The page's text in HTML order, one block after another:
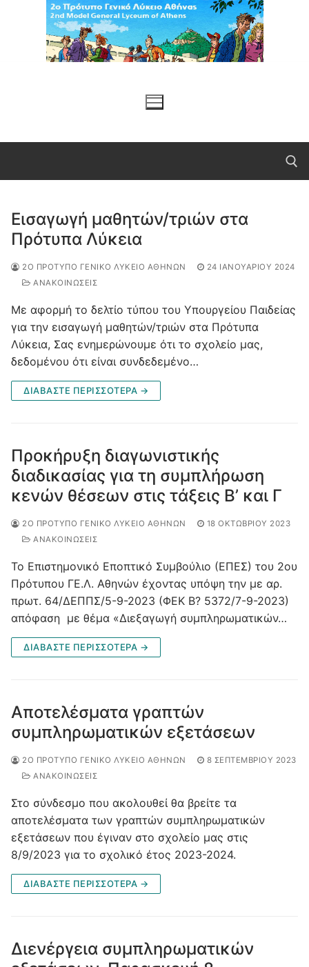
Μετάβαση
περιεχόμενο
Αναζήτηση για:
Εισαγωγή μαθητών/τριών στα
Πρότυπα Λύκεια
2Ο ΠΡΌΤΥΠΟ ΓΕΝΙΚΌ ΛΎΚΕΙΟ ΑΘΗΝΏΝ
24 ΙΑΝΟΥΑΡΊΟΥ 2024
ΑΝΑΚΟΙΝΩΣΕΙΣ
Με αφορμή το δελτίο τύπου του Υπουργείου Παιδείας
για την εισαγωγή μαθητών/τριών στα Πρότυπα
Λύκεια, Σας ενημερώνουμε ότι το σχολείο μας,
δεδομένου ότι είναι συνδεδεμένο…
ΔΙΑΒΆΣΤΕ ΠΕΡΙΣΣΌΤΕΡΑ →
Προκήρυξη διαγωνιστικής
διαδικασίας για τη συμπλήρωση
κενών θέσεων στις τάξεις Β’ και Γ
2Ο ΠΡΌΤΥΠΟ ΓΕΝΙΚΌ ΛΎΚΕΙΟ ΑΘΗΝΏΝ
18 ΟΚΤΩΒΡΊΟΥ 2023
ΑΝΑΚΟΙΝΩΣΕΙΣ
Το Επιστημονικό Εποπτικό Συμβούλιο (ΕΠΕΣ) του 2ου
Πρότυπου ΓΕ.Λ. Αθηνών έχοντας υπόψη την με αρ.
πρωτ. 64/ΔΕΠΠΣ/5-9-2023 (ΦΕΚ Β? 5372/7-9-2023)
απόφαση με θέμα «Διεξαγωγή συμπληρωματικών…
ΔΙΑΒΆΣΤΕ ΠΕΡΙΣΣΌΤΕΡΑ →
Αποτελέσματα γραπτών
συμπληρωματικών εξετάσεων
2Ο ΠΡΌΤΥΠΟ ΓΕΝΙΚΌ ΛΎΚΕΙΟ ΑΘΗΝΏΝ
8 ΣΕΠΤΕΜΒΡΊΟΥ 2023
ΑΝΑΚΟΙΝΩΣΕΙΣ
Στο σύνδεσμο που ακολουθεί θα βρείτε τα
αποτελέσματα των γραπτών συμπληρωματικών
εξετάσεων που έγιναν στο σχολείο μας στις
8/9/2023 για το σχολικό έτος 2023-2024.
ΔΙΑΒΆΣΤΕ ΠΕΡΙΣΣΌΤΕΡΑ →
Διενέργεια συμπληρωματικών